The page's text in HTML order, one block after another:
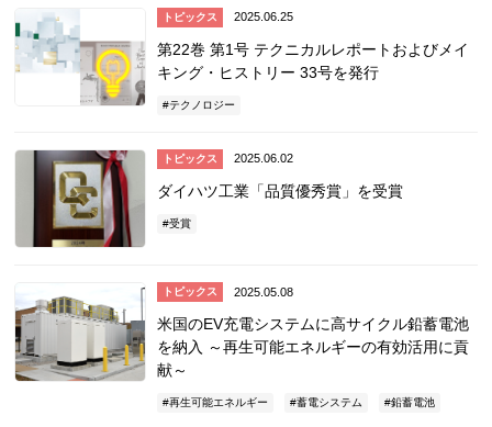
トピックス 2025.06.25
第22巻 第1号 テクニカルレポートおよびメイ
キング・ヒストリー 33号を発行
テクノロジー
トピックス 2025.06.02
ダイハツ工業「品質優秀賞」を受賞
受賞
トピックス 2025.05.08
米国のEV充電システムに高サイクル鉛蓄電池
を納入 ～再生可能エネルギーの有効活用に貢
献～
再生可能エネルギー 蓄電システム 鉛蓄電池